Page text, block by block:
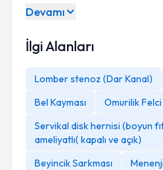
Devamı
İlgi Alanları
Lomber stenoz (Dar Kanal)
Bel Kayması
Omurilik Felci
Servikal disk hernisi (boyun
ameliyatlı( kapalı ve açık)
Beyincik Sarkması